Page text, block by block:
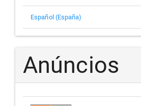
Español (España)
Anúncios